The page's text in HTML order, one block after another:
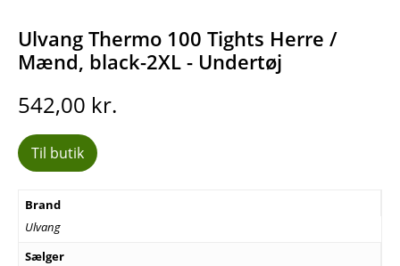
Ulvang Thermo 100 Tights Herre /
Mænd, black-2XL - Undertøj
542,00 kr.
Til butik
Brand
Ulvang
Sælger